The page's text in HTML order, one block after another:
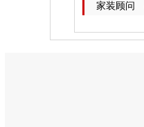
家装顾问